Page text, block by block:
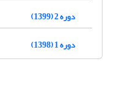
دوره 2 (1399)
دوره 1 (1398)